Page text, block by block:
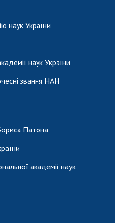
НАН УКРАЇНИ
наук України
наук України
звання НАН
Патона
академії наук